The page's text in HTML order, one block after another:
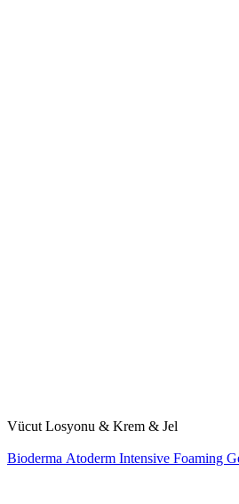
Vücut Losyonu & Krem & Jel
Bioderma Atoderm Intensive Foaming